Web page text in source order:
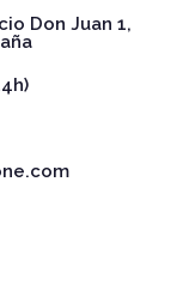
Don Juan 1,